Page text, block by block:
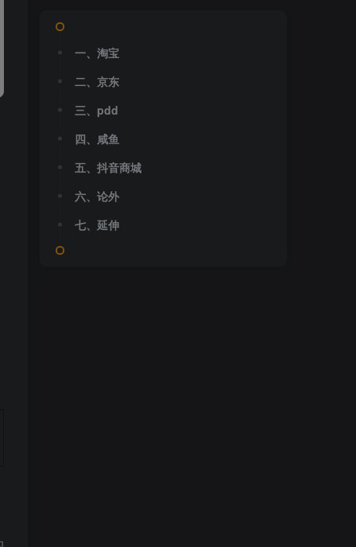
一、淘宝
二、京东
三、pdd
四、咸鱼
五、抖音商城
六、论外
七、延伸